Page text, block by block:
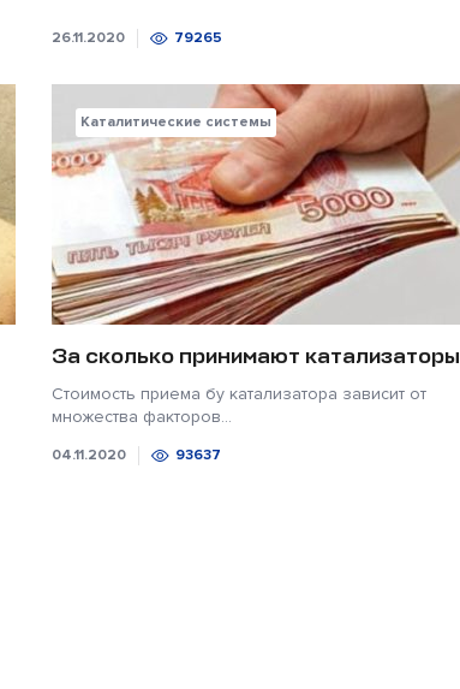
26.11.2020 79265
Каталитические системы
За сколько принимают катализаторы
Стоимость приема бу катализатора зависит от
множества факторов...
04.11.2020 93637